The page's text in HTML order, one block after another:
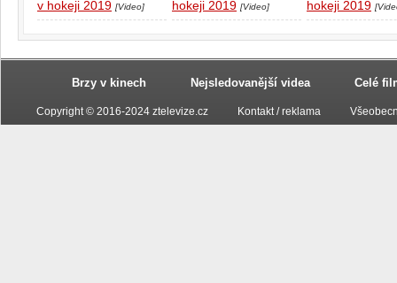
v hokeji 2019 [Video] hokeji 2019 [Video] hokeji 2019
Brzy v kinech Nejsledovanější videa Celé
Copyright © 2016-2024 ztelevize.cz Kontakt / reklama